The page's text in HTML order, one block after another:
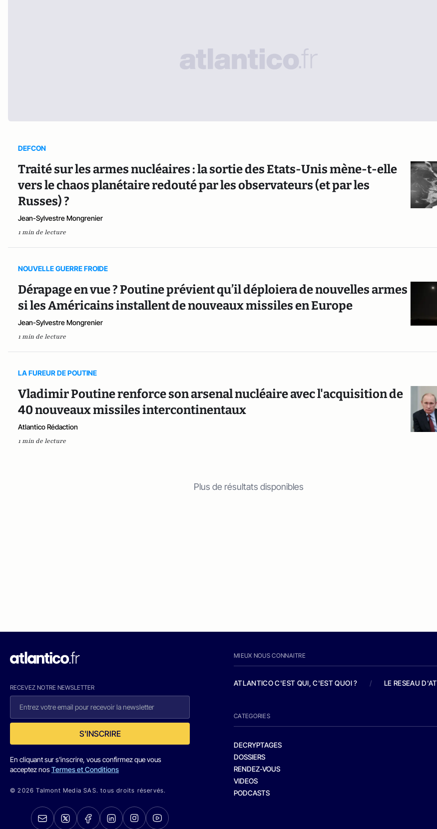
DEFCON
Traité sur les armes nucléaires : la sortie des Etats-Unis mène-t-elle
vers le chaos planétaire redouté par les observateurs (et par les
Russes) ?
Jean-Sylvestre Mongrenier
1 min de lecture
NOUVELLE GUERRE FROIDE
Dérapage en vue ? Poutine prévient qu’il déploiera de nouvelles armes
si les Américains installent de nouveaux missiles en Europe
Jean-Sylvestre Mongrenier
1 min de lecture
LA FUREUR DE POUTINE
Vladimir Poutine renforce son arsenal nucléaire avec l'acquisition de
40 nouveaux missiles intercontinentaux
Atlantico Rédaction
1 min de lecture
Plus de résultats disponibles
RECEVEZ NOTRE NEWSLETTER
S'INSCRIRE
En cliquant sur s'inscrire, vous confirmez que vous
acceptez nosTermes et Conditions
© 2026 Talmont Media SAS. tous droits réservés.
MIEUX NOUS CONNAITRE
ATLANTICO C'EST QUI, C'EST QUOI ? / LE RESEAU
CATEGORIES
DECRYPTAGES
DOSSIERS
RENDEZ-VOUS
VIDEOS
PODCASTS